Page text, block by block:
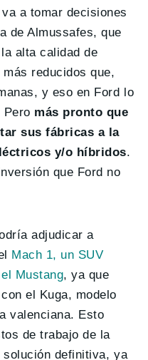
a tomar decisiones
de Almussafes, que
alta calidad de
reducidos que,
y eso en Ford lo
Pero más pronto que
sus fábricas a la
y/o híbridos.
que Ford no
adjudicar a
Mach 1, un SUV
Mustang, ya que
el Kuga, modelo
valenciana. Esto
de trabajo de la
solución definitiva, ya